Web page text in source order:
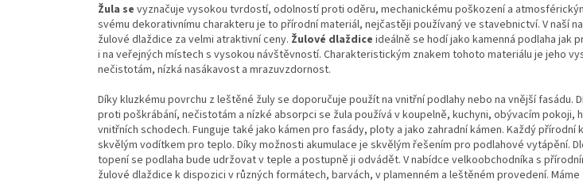
Žula se vyznačuje vysokou tvrdostí, odolností proti oděru, mechanickému poškození a
svému dekorativnímu charakteru je to přírodní materiál, nejčastěji používaný ve stavebnictví. V naší
žulové dlaždice za velmi atraktivní ceny. Žulové dlaždice ideálně se hodí jako kamenná podlaha jak
i na veřejných místech s vysokou návštěvností. Charakteristickým znakem tohoto materiálu je jeho
nečistotám, nízká nasákavost a mrazuvzdornost.
Díky kluzkému povrchu z leštěné žuly se doporučuje použít na vnitřní podlahy nebo na vnější fasádu.
proti poškrábání, nečistotám a nízké absorpci se žula používá v koupelně, kuchyni, obývacím pokoji,
vnitřních schodech. Funguje také jako kámen pro fasády, ploty a jako zahradní kámen. Každý přírodní
skvělým vodítkem pro teplo. Díky možnosti akumulace je skvělým řešením pro podlahové vytápění.
topení se podlaha bude udržovat v teple a postupně ji odvádět. V nabídce velkoobchodníka s
žulové dlaždice k dispozici v různých formátech, barvách, v plamenném a leštěném provedení.